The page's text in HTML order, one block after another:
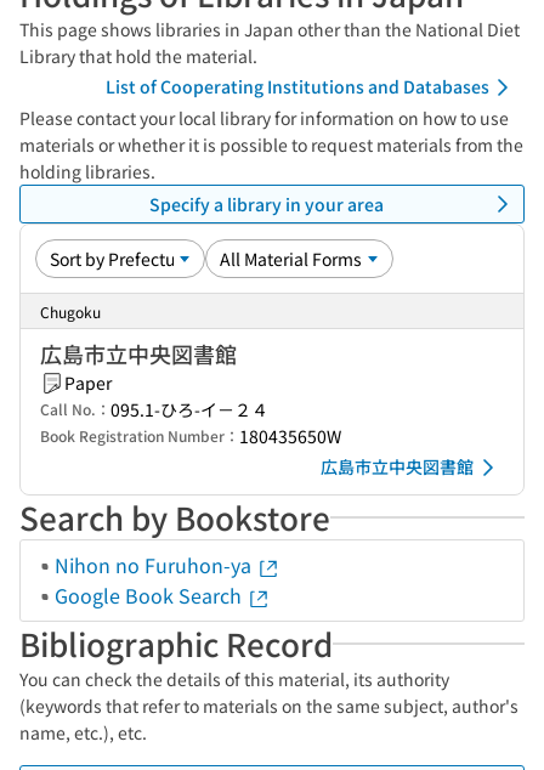
This page shows libraries in Japan other than the National Diet
Library that hold the material.
List of Cooperating Institutions and Databases
Please contact your local library for information on how to use
materials or whether it is possible to request materials from the
holding libraries.
Specify a library in your area
Chugoku
広島市立中央図書館
Paper
Call No.： 095.1-ひろ-イ－２４
Book Registration Number： 180435650W
広島市立中央図書館
Search by Bookstore
Nihon no Furuhon-ya
Google Book Search
Bibliographic Record
You can check the details of this material, its authority
(keywords that refer to materials on the same subject, author's
name, etc.), etc.